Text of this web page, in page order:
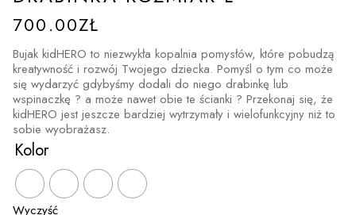
700.00ZŁ
Bujak kidHERO to niezwykła kopalnia pomysłów, które pobudzą
kreatywność i rozwój Twojego dziecka. Pomyśl o tym co może
się wydarzyć gdybyśmy dodali do niego drabinkę lub
wspinaczkę ? a może nawet obie te ścianki ? Przekonaj się, że
kidHERO jest jeszcze bardziej wytrzymały i wielofunkcyjny niż to
sobie wyobrażasz.
Kolor
Wyczyść